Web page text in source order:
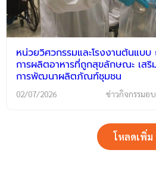
หน่วยวิศวกรรมและโรงงานต้นแบ
การผลิตอาหารที่ถูกสุขลักษณะ เส
การพัฒนาผลิตภัณฑ์ชุมชน
02/07/2026 ข่าวกิจกรรมอ
โหลดเพิ่ม